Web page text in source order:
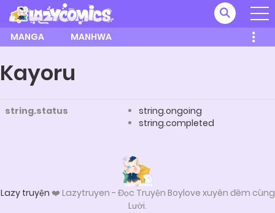
MANGA MANHWA
Kayoru
string.status
string.ongoing
string.completed
Lazy truyện ❤️ Lazytruyen - Đọc Truyện Boylove xuyên đêm cùng
Lười.